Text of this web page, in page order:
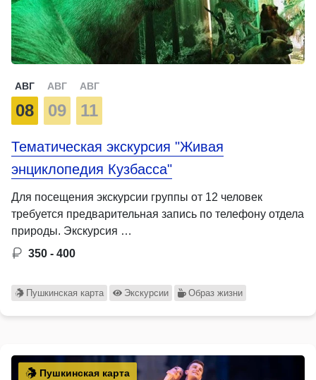
АВГ
08
АВГ
09
АВГ
11
Тематическая экскурсия "Живая
энциклопедия Кузбасса"
Для посещения экскурсии группы от 12 человек
требуется предварительная запись по телефону отдела
природы. Экскурсия …
350 - 400
Пушкинская карта Экскурсии Образ жизни
Пушкинская карта